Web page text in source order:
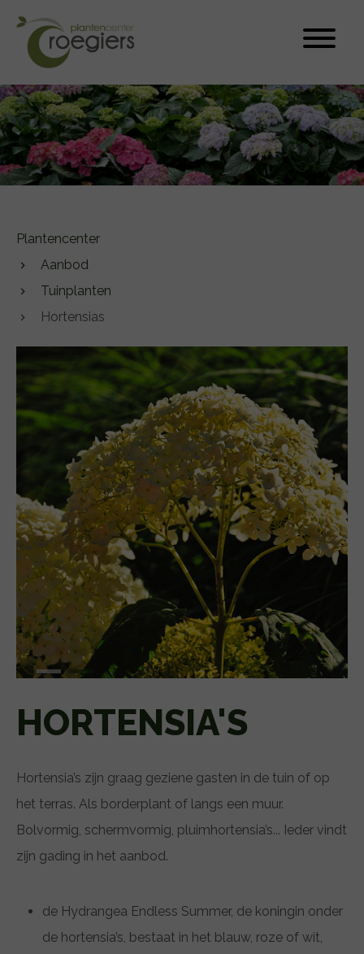
Plantencenter
Aanbod
Tuinplanten
Hortensias
HORTENSIA'S
Hortensia’s zijn graag geziene gasten in de tuin of op
het terras. Als borderplant of langs een muur.
Bolvormig, schermvormig, pluimhortensia’s... Ieder vindt
zijn gading in het aanbod.
de Hydrangea Endless Summer, de koningin onder
de hortensia’s, bestaat in het blauw, roze of wit,